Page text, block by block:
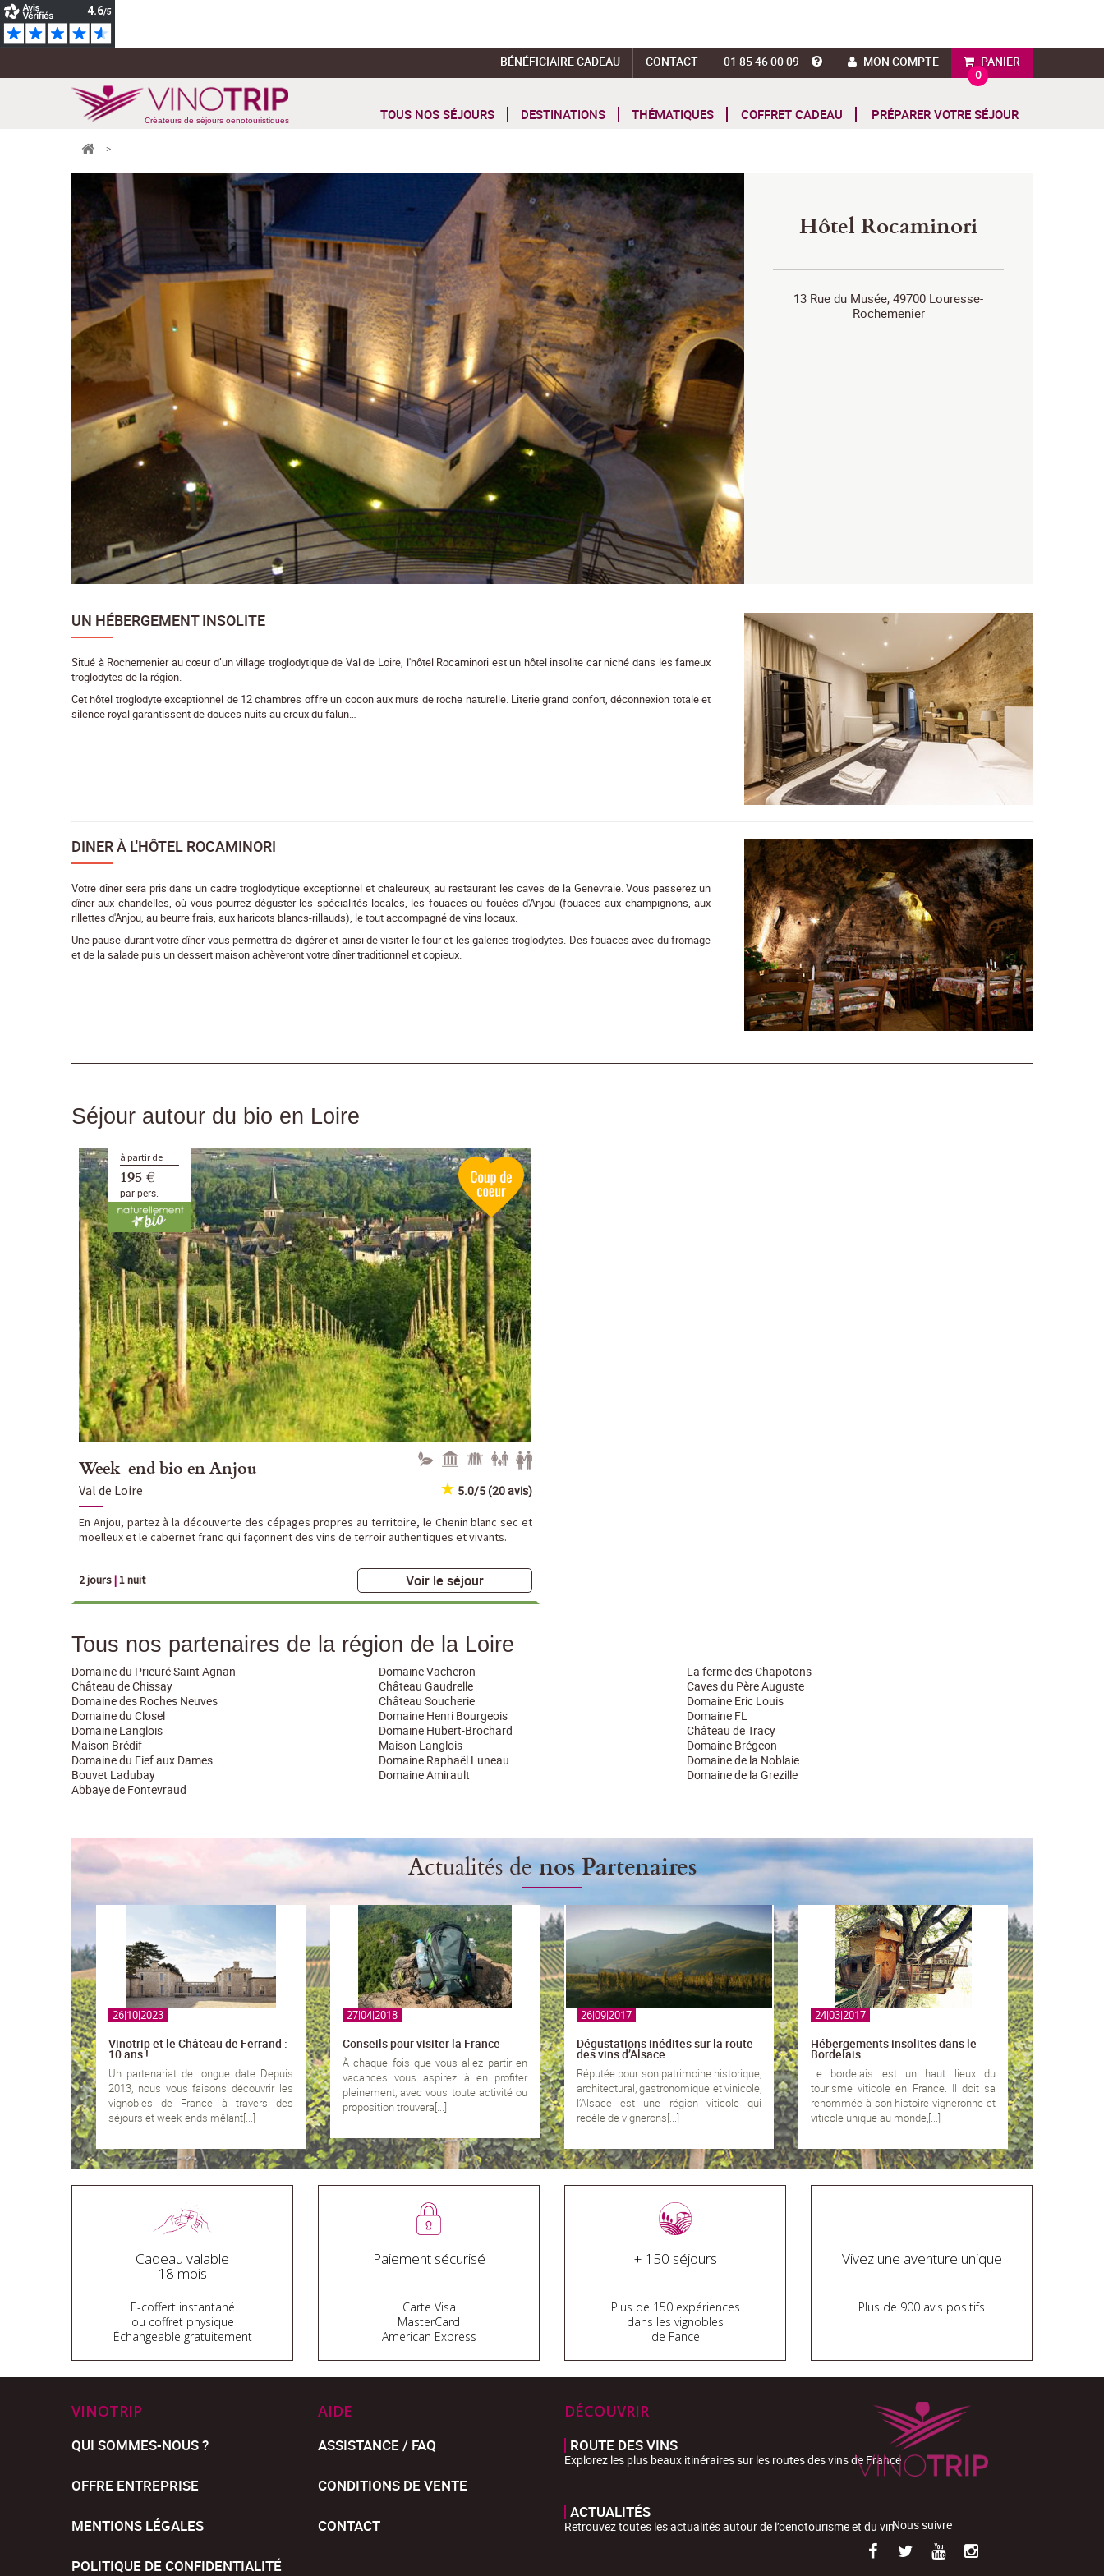
PANIER
0
MON COMPTE
01 85 46 00 09
CONTACT
BÉNÉFICIAIRE CADEAU
Créateurs de séjours oenotouristiques TOUS NOS SÉJOURS DESTINATIONS THÉMATIQUES COFFRET CADEAU PRÉPARER VOTRE SÉJOUR
>
Hôtel Rocaminori
13 Rue du Musée, 49700 Louresse-
Rochemenier
UN HÉBERGEMENT INSOLITE
Situé à Rochemenier au cœur d’un village troglodytique de Val de Loire, l'hôtel Rocaminori est un hôtel insolite car niché dans les fameux
troglodytes de la région.
Cet hôtel troglodyte exceptionnel de 12 chambres offre un cocon aux murs de roche naturelle. Literie grand confort, déconnexion totale et
silence royal garantissent de douces nuits au creux du falun…
DINER À L'HÔTEL ROCAMINORI
Votre dîner sera pris dans un cadre troglodytique exceptionnel et chaleureux, au restaurant les caves de la Genevraie. Vous passerez un
dîner aux chandelles, où vous pourrez déguster les spécialités locales, les fouaces ou fouées d'Anjou (fouaces aux champignons, aux
rillettes d'Anjou, au beurre frais, aux haricots blancs-rillauds), le tout accompagné de vins locaux.
Une pause durant votre dîner vous permettra de digérer et ainsi de visiter le four et les galeries troglodytes. Des fouaces avec du fromage
et de la salade puis un dessert maison achèveront votre dîner traditionnel et copieux.
Séjour autour du bio en Loire
à partir de
195 €
par pers.
Week-end bio en Anjou
Val de Loire 5.0/5 (20 avis)
En Anjou, partez à la découverte des cépages propres au territoire, le Chenin blanc sec et
moelleux et le cabernet franc qui façonnent des vins de terroir authentiques et vivants.
2 jours|1 nuit Voir le séjour
Tous nos partenaires de la région de la Loire
Domaine du Prieuré Saint Agnan Domaine Vacheron
La ferme des Chapotons
Château de Chissay
Château Gaudrelle
Caves du Père Auguste
Domaine des Roches Neuves
Château Soucherie
Domaine Eric Louis
Domaine du Closel
Domaine Henri Bourgeois
Domaine FL
Domaine Langlois
Domaine Hubert-Brochard
Château de Tracy
Maison Brédif
Maison Langlois
Domaine Brégeon
Domaine du Fief aux Dames
Domaine Raphaël Luneau
Domaine de la Noblaie
Bouvet Ladubay
Domaine Amirault
Domaine de la Grezille
Abbaye de Fontevraud
Actualités denos Partenaires
26|10|2023
Vinotrip et le Château de Ferrand :
10 ans !
Un partenariat de longue date Depuis
2013, nous vous faisons découvrir les
vignobles de France à travers des
séjours et week-ends mêlant[...]
27|04|2018
Conseils pour visiter la France
À chaque fois que vous allez partir en
vacances vous aspirez à en profiter
pleinement, avec vous toute activité ou
proposition trouvera[...]
26|09|2017
Dégustations inédites sur la route
des vins d’Alsace
Réputée pour son patrimoine historique,
architectural, gastronomique et vinicole,
l’Alsace est une région viticole qui
recèle de vignerons[...]
24|03|2017
Hébergements insolites dans le
Bordelais
Le bordelais est un haut lieux du
tourisme viticole en France. Il doit sa
renommée à son histoire vigneronne et
viticole unique au monde,[...]
Cadeau valable
18 mois
E-coffert instantané
ou coffret physique
Échangeable gratuitement
Paiement sécurisé
Carte Visa
MasterCard
American Express
+ 150 séjours
Plus de 150 expériences
dans les vignobles
de Fance
Vivez une aventure unique
Plus de 900 avis positifs
VINOTRIP
QUI SOMMES-NOUS ?
OFFRE ENTREPRISE
MENTIONS LÉGALES
POLITIQUE DE CONFIDENTIALITÉ
AIDE
ASSISTANCE / FAQ
CONDITIONS DE VENTE
CONTACT
DÉCOUVRIR
ROUTE DES VINS
Explorez les plus beaux itinéraires sur les routes des vins de France
ACTUALITÉS
Retrouvez toutes les actualités autour de l’oenotourisme et du vinNous suivre